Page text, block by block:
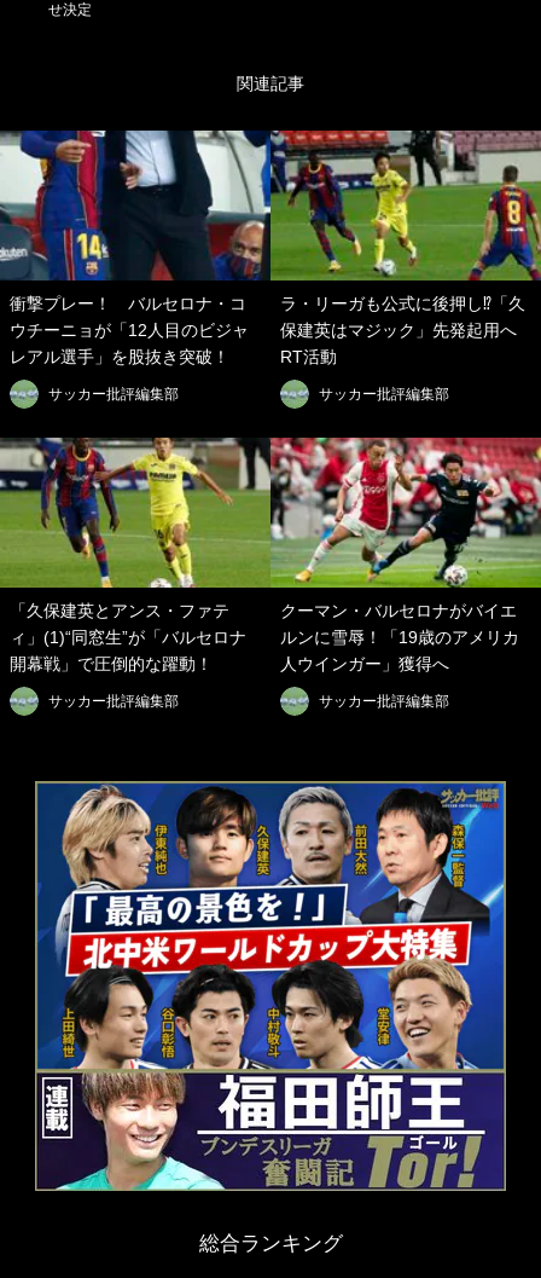
せ決定
関連記事
衝撃プレー！ バルセロナ・コ
ウチーニョが「12人目のビジャ
レアル選手」を股抜き突破！
サッカー批評編集部
ラ・リーガも公式に後押し⁉「久
保建英はマジック」先発起用へ
RT活動
サッカー批評編集部
「久保建英とアンス・ファテ
ィ」(1)“同窓生”が「バルセロナ
開幕戦」で圧倒的な躍動！
サッカー批評編集部
クーマン・バルセロナがバイエ
ルンに雪辱！「19歳のアメリカ
人ウインガー」獲得へ
サッカー批評編集部
総合ランキング